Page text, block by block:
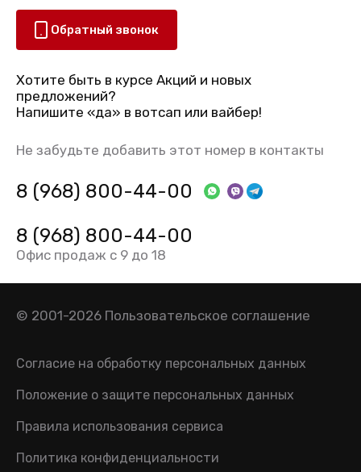
Обратный звонок
Хотите быть в курсе Акций и новых
предложений?
Напишите «да» в вотсап или вайбер!
Не забудьте добавить этот номер в контакты
8 (968) 800-44-00
8 (968) 800-44-00
Офис продаж с 9 до 18
© 2001-2026 Пользовательское соглашение
Согласие на обработку персональных данных
Положение о защите персональных данных
Правила использования сервиса
Политика конфиденциальности